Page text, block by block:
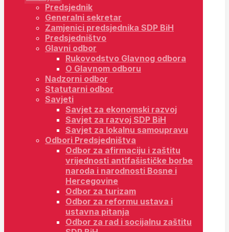
Predsjednik
Generalni sekretar
Zamjenici predsjednika SDP BiH
Predsjedništvo
Glavni odbor
Rukovodstvo Glavnog odbora
O Glavnom odboru
Nadzorni odbor
Statutarni odbor
Savjeti
Savjet za ekonomski razvoj
Savjet za razvoj SDP BiH
Savjet za lokalnu samoupravu
Odbori Predsjedništva
Odbor za afirmaciju i zaštitu
vrijednosti antifašističke borbe
naroda i narodnosti Bosne i
Hercegovine
Odbor za turizam
Odbor za reformu ustava i
ustavna pitanja
Odbor za rad i socijalnu zaštitu